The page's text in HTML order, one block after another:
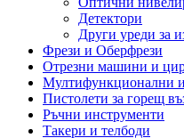
Детектори
Други уреди за
Фрези и Оберфрези
Отрезни машини и
Мултифункционални
Пистолети за горещ
Ръчни инструменти
Такери и телбоди